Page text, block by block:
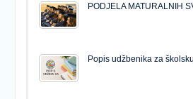
PODJELA MATURALNIH
Popis udžbenika za